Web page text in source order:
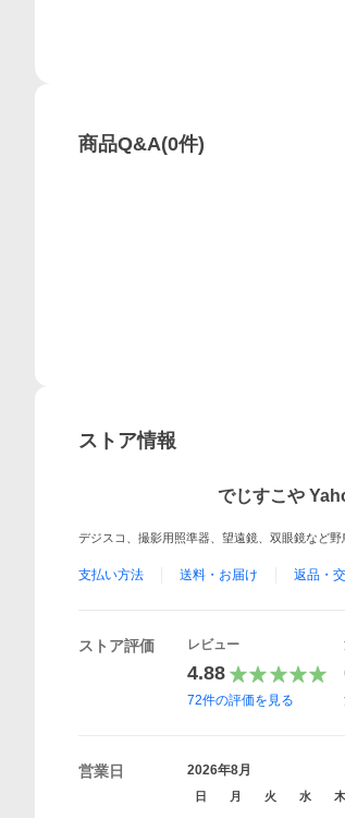
商品Q&A(0件)
ストア情報
でじすこや
デジスコ、撮影用照準器、望遠鏡、双眼鏡など野
支払い方法 送料・お届け 返品・
ストア評価 レビュー
4.88
72件の評価を見る
営業日 2026年8月
日 月 火 水 木